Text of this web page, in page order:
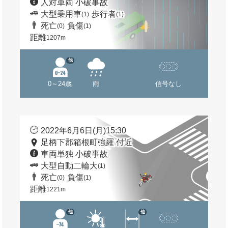
人対車両 小破事故
大型乗用車(1) 歩行者(1)
死亡(0) 負傷(1)
距離1207m
0～24歳
他
雨 信号なし
2022年6月6日(月)15:30
足柄下郡箱根町強羅 付近
車両単独 小破事故
大型自動二輪大(1)
死亡(0) 負傷(1)
距離1221m
他 他